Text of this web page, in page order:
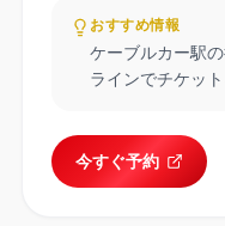
おすすめ情報
ケーブルカー駅
ラインでチケット
今すぐ予約